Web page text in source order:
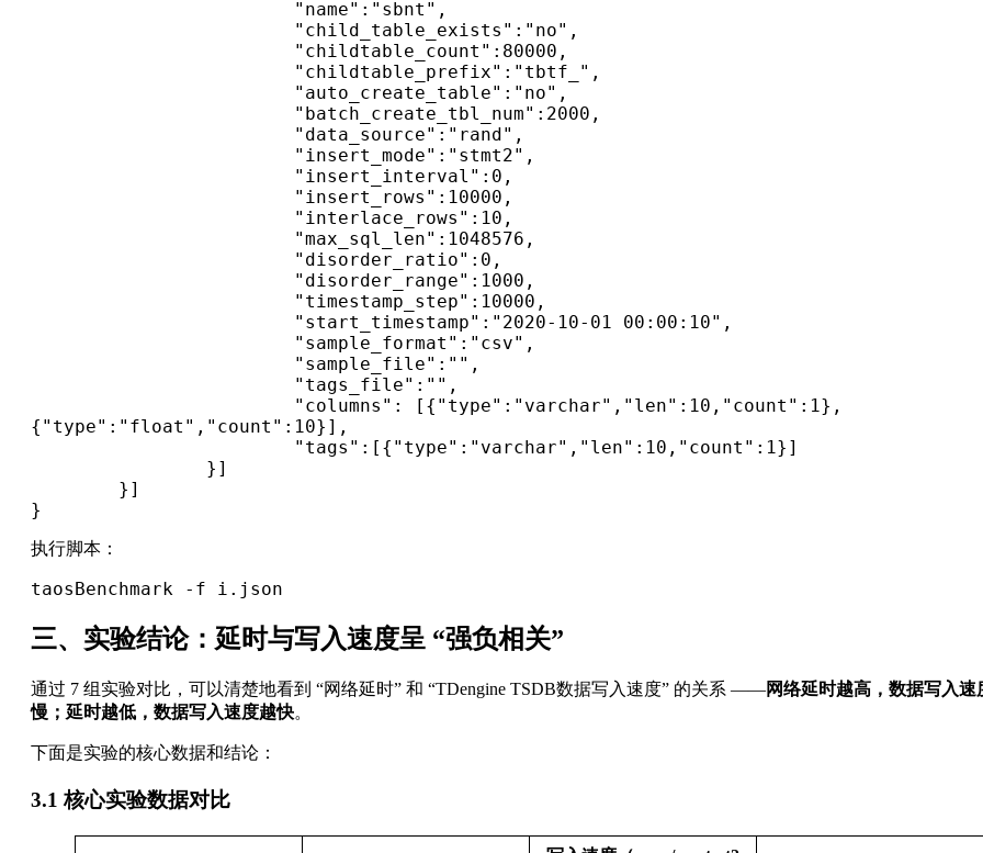
{"type":"float","count":10}],
}
执行脚本：
taosBenchmark -f i.json
三、实验结论：延时与写入速度呈 “强负相关”
通过 7 组实验对比，可以清楚地看到 “网络延时” 和 “TDengine TSDB数据写入速度” 的关系 ——网络延时越高，数据写入速
慢；延时越低，数据写入速度越快。
下面是实验的核心数据和结论：
3.1 核心实验数据对比